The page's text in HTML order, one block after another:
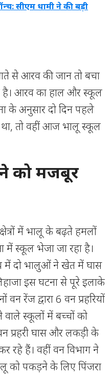
सीएम धामी ने की बड़ी
से आरव की जान तो बचा
है। आरव का हाल और स्कूल
के अनुसार दो दिन पहले
था, तो वहीं आज भालू स्कूल
को मजबूर
में भालू के बढ़ते हमलों
में स्कूल भेजा जा रहा है।
में दो भालुओं ने खेत में घास
इस घटना से पूरे इलाके
रेंज द्वारा 6 वन प्रहरियों
वाले स्कूलों में बच्चों को
प्रहरी घास और लकड़ी के
रहे हैं। वहीं वन विभाग ने
को पकड़ने के लिए पिंजरा